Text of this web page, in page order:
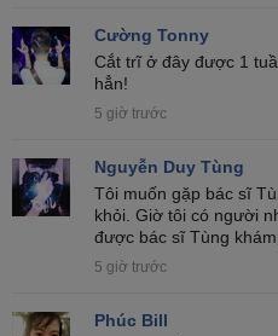
Cường Tonny
Cắt trĩ ở đây được 1
hẳn!
5 giờ trước
Nguyễn Duy Tùng
Tôi muốn gặp bác sĩ
khỏi. Giờ tôi có người
được bác sĩ Tùng
5 giờ trước
Phúc Bill